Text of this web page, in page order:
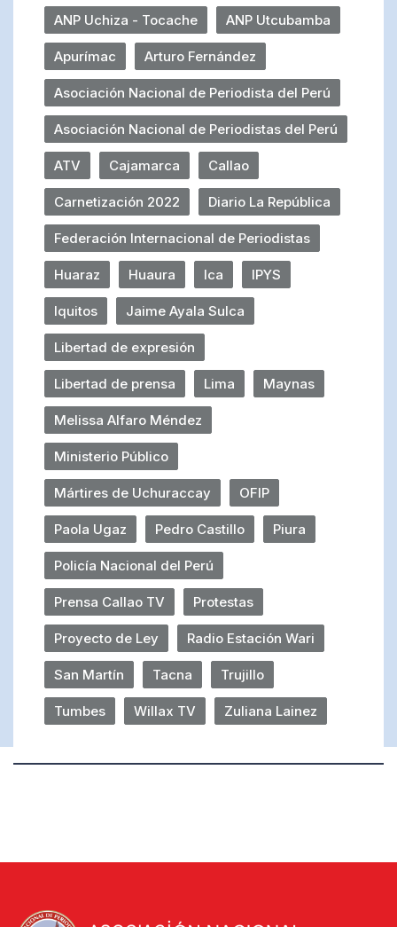
ANP Uchiza - Tocache ANP Utcubamba
Apurímac Arturo Fernández
Asociación Nacional de Periodista del Perú
Asociación Nacional de Periodistas del Perú
ATV Cajamarca Callao
Carnetización 2022 Diario La República
Federación Internacional de Periodistas
Huaraz Huaura Ica IPYS
Iquitos Jaime Ayala Sulca
Libertad de expresión
Libertad de prensa Lima Maynas
Melissa Alfaro Méndez
Ministerio Público
Mártires de Uchuraccay OFIP
Paola Ugaz Pedro Castillo Piura
Policía Nacional del Perú
Prensa Callao TV Protestas
Proyecto de Ley Radio Estación Wari
San Martín Tacna Trujillo
Tumbes Willax TV Zuliana Lainez